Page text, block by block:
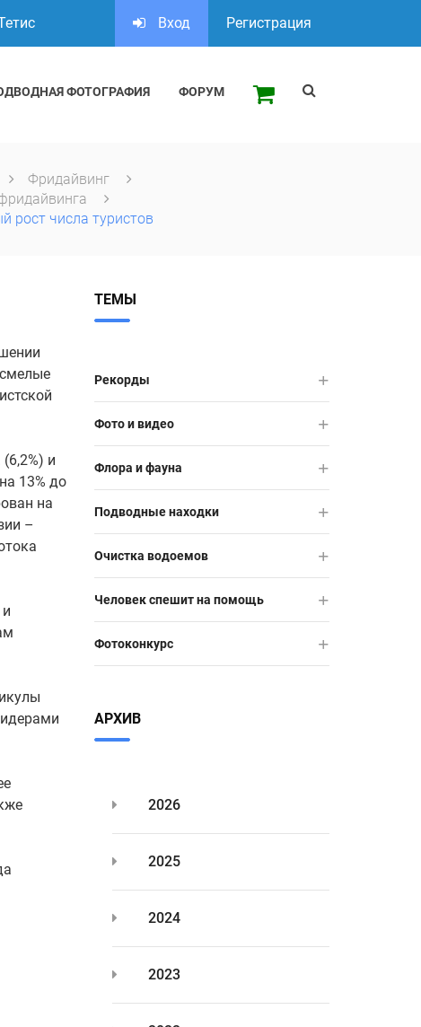
Вход Регистрация
ФОТОГРАФИЯ ФОРУМ
Фридайвинг
рост числа туристов
и
13% до
на
–
ТЕМЫ
Рекорды
Фото и видео
Флора и фауна
Подводные находки
Очистка водоемов
Человек спешит на помощь
Фотоконкурс
АРХИВ
2026
2025
2024
2023